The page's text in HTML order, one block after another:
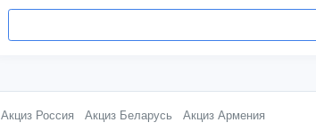
Акциз Россия Акциз Беларусь Акциз Армения